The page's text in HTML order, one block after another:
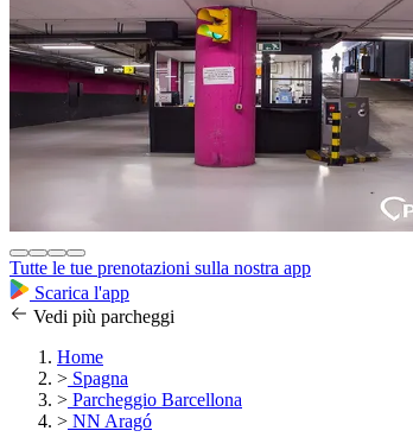
Tutte le tue prenotazioni sulla nostra app
Scarica l'app
Vedi più parcheggi
Home
> Spagna
> Parcheggio Barcellona
> NN Aragó